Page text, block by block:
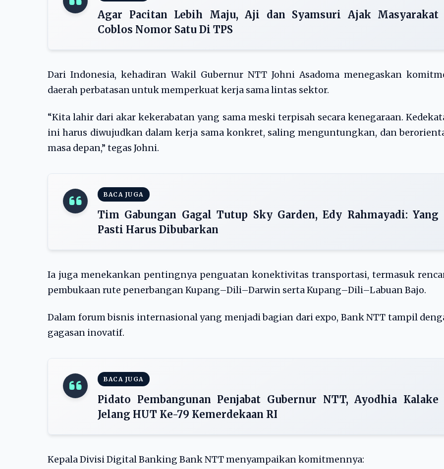
Agar Pacitan Lebih Maju, Aji dan Syamsuri Ajak Masyarakat
Coblos Nomor Satu Di TPS
Dari Indonesia, kehadiran Wakil Gubernur NTT Johni Asadoma menegaskan
daerah perbatasan untuk memperkuat kerja sama lintas sektor.
“Kita lahir dari akar kekerabatan yang sama meski terpisah secara kenegaraan.
ini harus diwujudkan dalam kerja sama konkret, saling menguntungkan, dan
masa depan,” tegas Johni.
BACA JUGA
Tim Gabungan Gagal Tutup Sky Garden, Edy Rahmayadi: Yang
Pasti Harus Dibubarkan
Ia juga menekankan pentingnya penguatan konektivitas transportasi, termasuk
pembukaan rute penerbangan Kupang–Dili–Darwin serta Kupang–Dili–Labuan Bajo.
Dalam forum bisnis internasional yang menjadi bagian dari expo, Bank NTT tampil
gagasan inovatif.
BACA JUGA
Pidato Pembangunan Penjabat Gubernur NTT, Ayodhia Kalake
Jelang HUT Ke-79 Kemerdekaan RI
Kepala Divisi Digital Banking Bank NTT menyampaikan komitmennya: